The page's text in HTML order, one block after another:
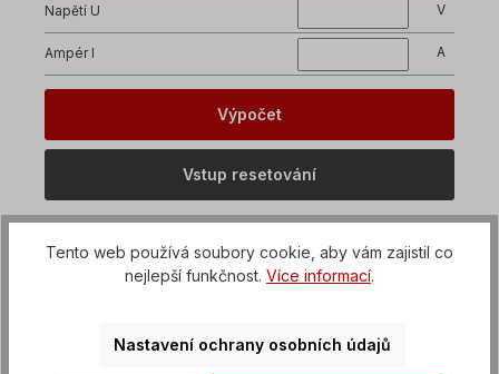
Napětí U V
Ampér I A
Třífázový motor s napětím 400 V má jmenovitý proud
Tento web používá soubory cookie, aby vám zajistil co
nejlepší funkčnost. Více informací.
Nastavení ochrany osobních údajů